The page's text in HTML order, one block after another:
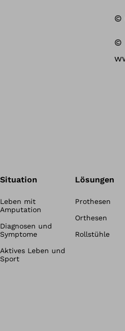
©
©
Situation
Leben mit
Amputation
Diagnosen und
Symptome
Aktives Leben und
Sport
Lösungen
Prothesen
Orthesen
Rollstühle